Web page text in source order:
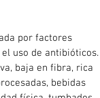
por factores
uso de antibióticos.
baja en fibra, rica
bebidas